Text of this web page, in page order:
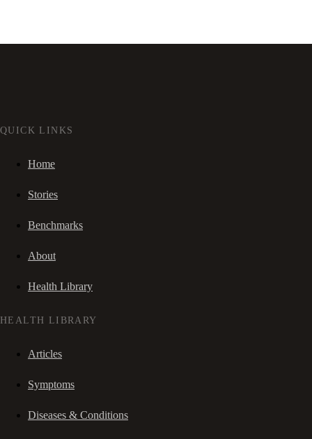
QUICK LINKS
Home
Stories
Benchmarks
About
Health Library
HEALTH LIBRARY
Articles
Symptoms
Diseases & Conditions